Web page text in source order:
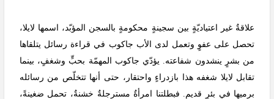
علاقةٌ غير اعتياديّةٍ بين سجينةٍ محكومةٍ بالسجن المؤبّد، اسمها لايلا،
تحصل على عفوٍ وتعمل لدى الأب جاكوب في قراءة رسائل يتلقاها
من بشرٍ ينشدون شفاعته. يؤدّي جاكوب المهمّة بحبٍّ وشغفٍ، بينما
تقابل لايلا شغفه هذا بازدراءٍ واحتقار، حتى أنها تتخلّص من رسائله
برميها في بئرٍ قديمٍ. فبطلتنا امرأةٌ مسترجلةٌ خشنةٌ، تحمل ضغينةً،